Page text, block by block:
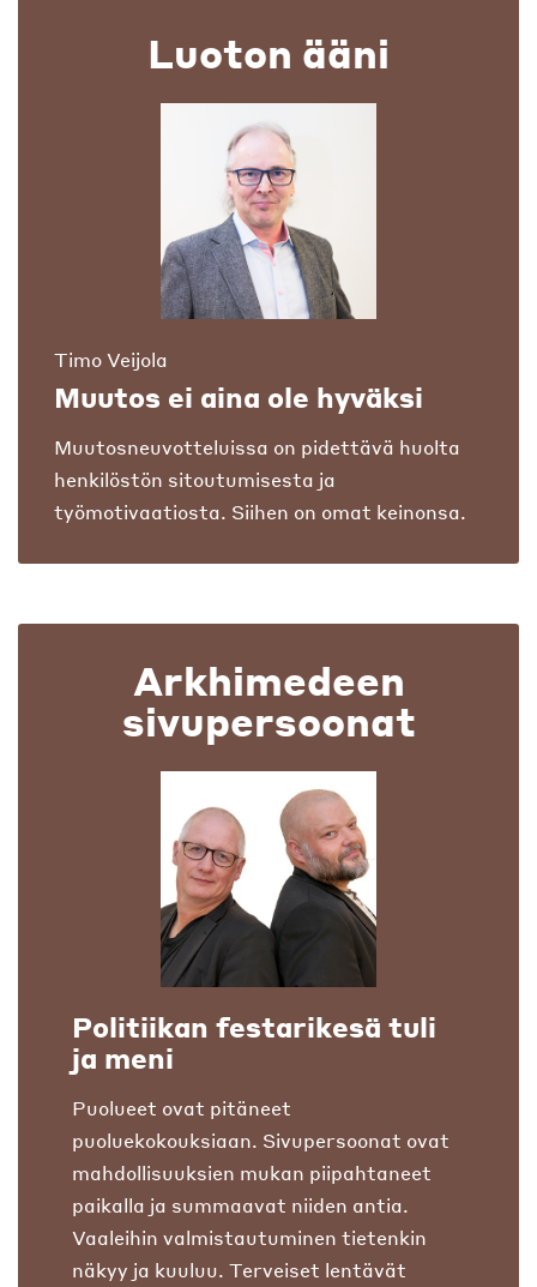
Luoton ääni
Timo Veijola
Muutos ei aina ole hyväksi
Muutosneuvotteluissa on pidettävä huolta
henkilöstön sitoutumisesta ja
työmotivaatiosta. Siihen on omat keinonsa.
Arkhimedeen
sivupersoonat
Politiikan festarikesä tuli
ja meni
Puolueet ovat pitäneet
puoluekokouksiaan. Sivupersoonat ovat
mahdollisuuksien mukan piipahtaneet
paikalla ja summaavat niiden antia.
Vaaleihin valmistautuminen tietenkin
näkyy ja kuuluu. Terveiset lentävät